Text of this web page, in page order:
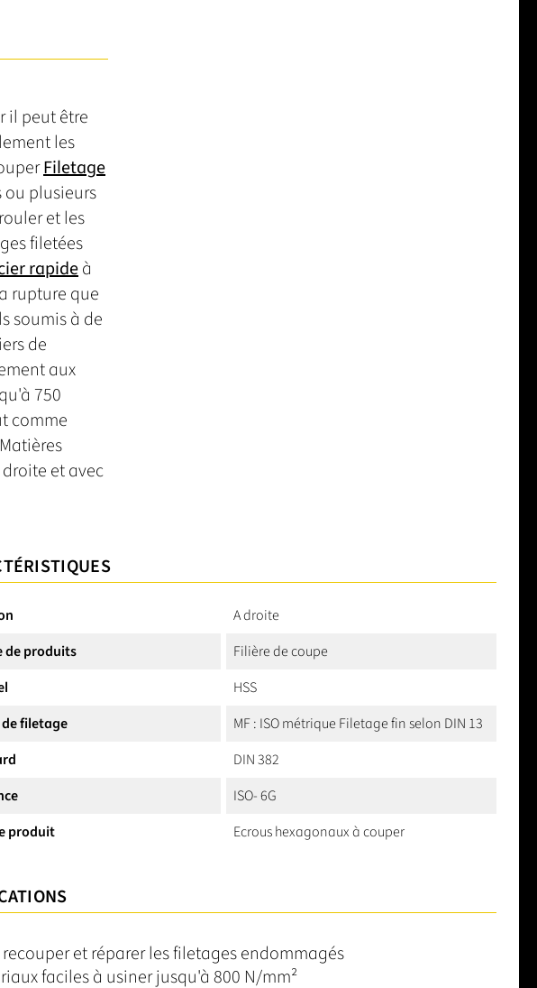
il peut être
les
Filetage
ou plusieurs
et les
filetées
rapideà
rupture que
soumis à de
de
aux
750
comme
et avec
A droite
de produits
Filière de coupe
HSS
filetage
MF : ISO métrique Filetage fin selon DIN 13
DIN 382
ISO- 6G
produit
Ecrous hexagonaux à couper
et réparer les filetages endommagés
faciles à usiner jusqu'à 800 N/mm²